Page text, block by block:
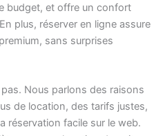
budget, et offre un confort
plus, réserver en ligne assure
sans surprises
Nous parlons des raisons
de location, des tarifs justes,
réservation facile sur le web.